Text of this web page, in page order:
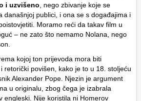
i uzvišeno , nego zbivanje koje se
današnjoj publici, i ona se s događajima i
Moramo reći da takav film u
– ne zato što nemamo Nolana, nego
kojoj ton prijevoda mora biti
retorički povišen, kako je to u 18. stoljeću
Alexander Pope. Njezin je argument
u originalu, zbog čega je izabrala
engleski. Nije koristila ni Homerov